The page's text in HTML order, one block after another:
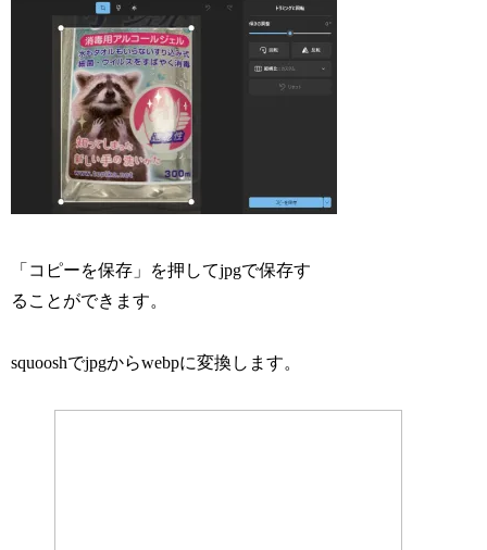
「コピーを保存」を押してjpgで保存す
ることができます。
squooshでjpgからwebpに変換します。